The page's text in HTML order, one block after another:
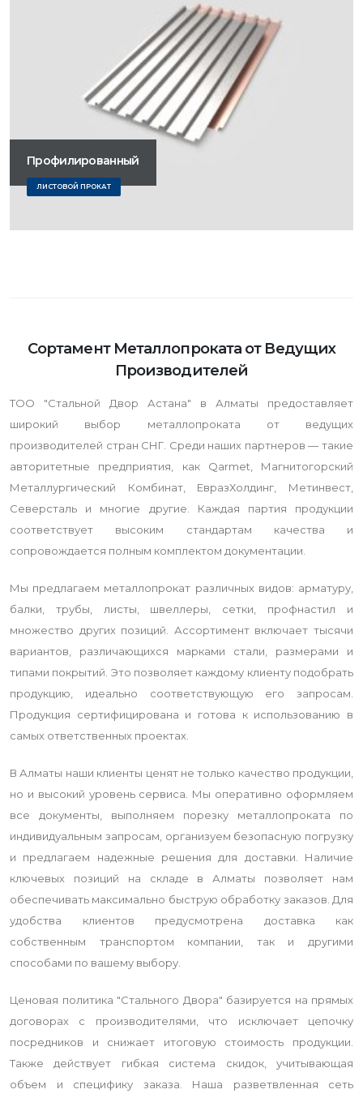
Профилированный
ЛИСТОВОЙ ПРОКАТ
Сортамент Металлопроката от Ведущих
Производителей
ТОО "Стальной Двор Астана" в Алматы предоставляет
широкий выбор металлопроката от ведущих
производителей стран СНГ. Среди наших партнеров — такие
авторитетные предприятия, как Qarmet, Магнитогорский
Металлургический Комбинат, ЕвразХолдинг, Метинвест,
Северсталь и многие другие. Каждая партия продукции
соответствует высоким стандартам качества и
сопровождается полным комплектом документации.
Мы предлагаем металлопрокат различных видов: арматуру,
балки, трубы, листы, швеллеры, сетки, профнастил и
множество других позиций. Ассортимент включает тысячи
вариантов, различающихся марками стали, размерами и
типами покрытий. Это позволяет каждому клиенту подобрать
продукцию, идеально соответствующую его запросам.
Продукция сертифицирована и готова к использованию в
самых ответственных проектах.
В Алматы наши клиенты ценят не только качество продукции,
но и высокий уровень сервиса. Мы оперативно оформляем
все документы, выполняем порезку металлопроката по
индивидуальным запросам, организуем безопасную погрузку
и предлагаем надежные решения для доставки. Наличие
ключевых позиций на складе в Алматы позволяет нам
обеспечивать максимально быструю обработку заказов. Для
удобства клиентов предусмотрена доставка как
собственным транспортом компании, так и другими
способами по вашему выбору.
Ценовая политика "Стального Двора" базируется на прямых
договорах с производителями, что исключает цепочку
посредников и снижает итоговую стоимость продукции.
Также действует гибкая система скидок, учитывающая
объем и специфику заказа. Наша разветвленная сеть